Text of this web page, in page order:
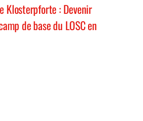
Klosterpforte : Devenir
de base du LOSC en